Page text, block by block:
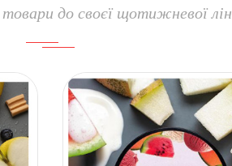
до своєї щотижневої